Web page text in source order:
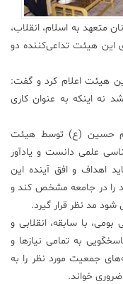
متعهد به اسلام، انقلاب،
این هیئت تداعی‌کننده دو
هیئت اعلام کرد و گفت:
نه اینکه به عنوان کاری
حسین (ع) توسط هیئت
علمی دانست و یادآور
اهداف و افق آینده این
را در جامعه مشخص کند و
مد نظر قرار گیرد.
با سابقه، انقلابی و
به تمامی نیاز‌ها و
جمعیت مورد نظر را به
خواند.